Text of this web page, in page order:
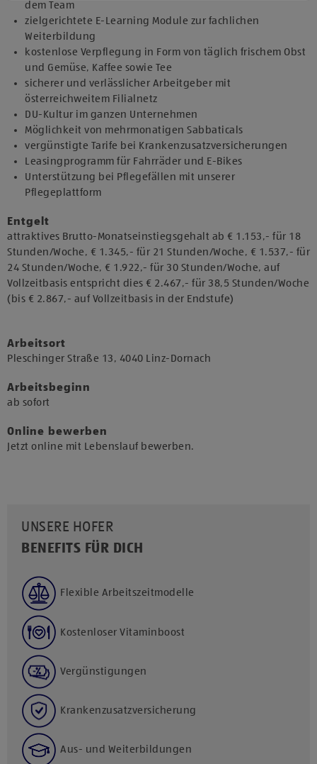
dem Team
zielgerichtete E-Learning Module zur fachlichen
Weiterbildung
kostenlose Verpflegung in Form von täglich frischem Obst
und Gemüse, Kaffee sowie Tee
sicherer und verlässlicher Arbeitgeber mit
österreichweitem Filialnetz
DU-Kultur im ganzen Unternehmen
Möglichkeit von mehrmonatigen Sabbaticals
vergünstigte Tarife bei Krankenzusatzversicherungen
Leasingprogramm für Fahrräder und E-Bikes
Unterstützung bei Pflegefällen mit unserer
Pflegeplattform
Entgelt
attraktives Brutto-Monatseinstiegsgehalt ab € 1.153,- für 18
Stunden/Woche, € 1.345,- für 21 Stunden/Woche, € 1.537,- für
24 Stunden/Woche, € 1.922,- für 30 Stunden/Woche, auf
Vollzeitbasis entspricht dies € 2.467,- für 38,5 Stunden/Woche
(bis € 2.867,- auf Vollzeitbasis in der Endstufe)
Arbeitsort
​Pleschinger Straße 13, 4040 Linz-Dornach​
Arbeitsbeginn
​ab sofort​
Online bewerben
Jetzt online mit Lebenslauf bewerben.
UNSERE HOFER
BENEFITS FÜR DICH
Flexible Arbeitszeitmodelle
Kostenloser Vitaminboost
Vergünstigungen
Krankenzusatzversicherung
Aus- und Weiterbildungen